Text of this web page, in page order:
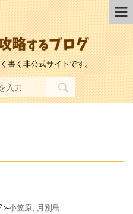
書く非公式サイトです。
-小笠原, 月別島